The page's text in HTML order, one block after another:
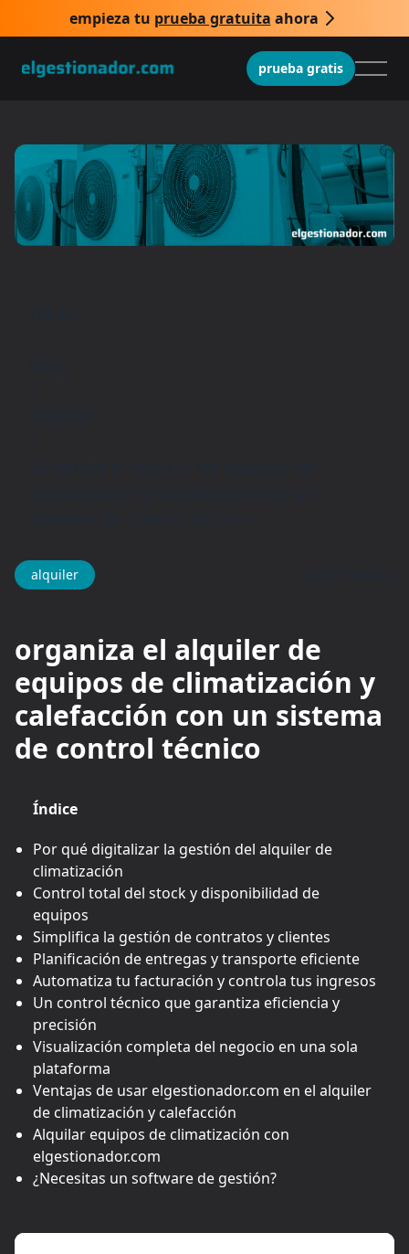
empieza tu prueba gratuita ahora
prueba gratis
alquiler
organiza el alquiler de
equipos de climatización y
calefacción con un sistema
de control técnico
Índice
Por qué digitalizar la gestión del alquiler de
climatización
Control total del stock y disponibilidad de
equipos
Simplifica la gestión de contratos y clientes
Planificación de entregas y transporte eficiente
Automatiza tu facturación y controla tus ingresos
Un control técnico que garantiza eficiencia y
precisión
Visualización completa del negocio en una sola
plataforma
Ventajas de usar elgestionador.com en el alquiler
de climatización y calefacción
Alquilar equipos de climatización con
elgestionador.com
¿Necesitas un software de gestión?